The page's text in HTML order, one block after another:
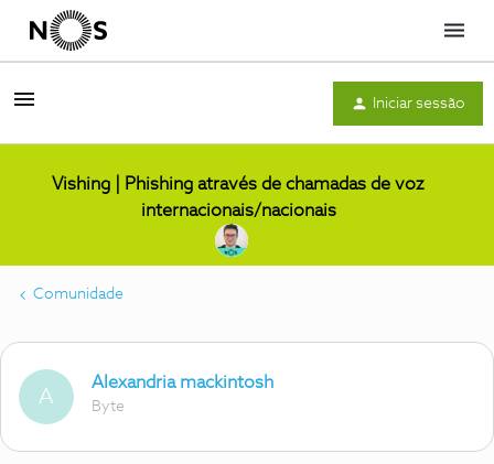
Menu
Iniciar sessão
Vishing | Phishing através de chamadas de voz
internacionais/nacionais
Comunidade
A
Alexandria mackintosh
Byte